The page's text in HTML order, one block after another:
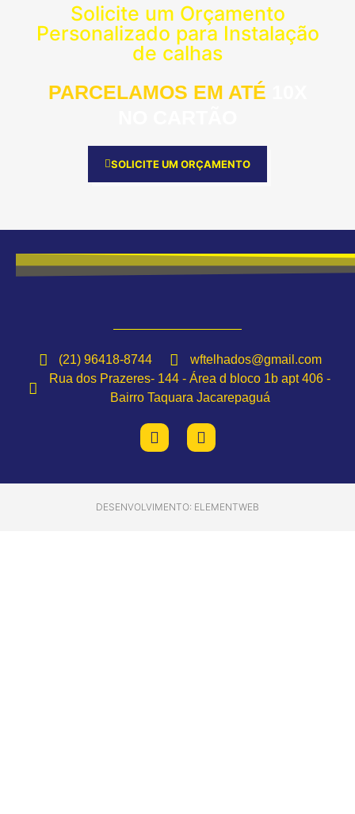
Solicite um Orçamento
Personalizado para Instalação
de calhas
PARCELAMOS EM ATÉ
SOLICITE UM ORÇAMENTO
(21) 96418-8744
wftelhados@gmail.com
Rua dos Prazeres- 144 - Área d bloco 1b apt 406 -
Bairro Taquara Jacarepaguá
DESENVOLVIMENTO: ELEMENTWEB